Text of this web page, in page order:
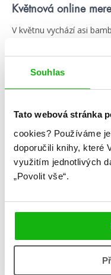
Souhlas
Tato webová stránka
cookies? Používáme
doporučili knihy, které
využitím jednotlivých
„Povolit vše“.
Květnová online
V květnu vychází asi
číst více
Kategorie
blog
knihomoloviny